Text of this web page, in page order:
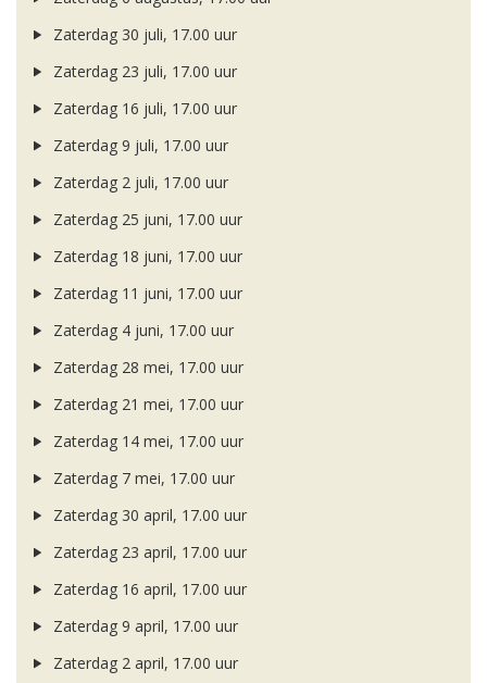
Zaterdag 30 juli, 17.00 uur
Zaterdag 23 juli, 17.00 uur
Zaterdag 16 juli, 17.00 uur
Zaterdag 9 juli, 17.00 uur
Zaterdag 2 juli, 17.00 uur
Zaterdag 25 juni, 17.00 uur
Zaterdag 18 juni, 17.00 uur
Zaterdag 11 juni, 17.00 uur
Zaterdag 4 juni, 17.00 uur
Zaterdag 28 mei, 17.00 uur
Zaterdag 21 mei, 17.00 uur
Zaterdag 14 mei, 17.00 uur
Zaterdag 7 mei, 17.00 uur
Zaterdag 30 april, 17.00 uur
Zaterdag 23 april, 17.00 uur
Zaterdag 16 april, 17.00 uur
Zaterdag 9 april, 17.00 uur
Zaterdag 2 april, 17.00 uur